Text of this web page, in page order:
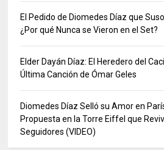
El Pedido de Diomedes Díaz que
¿Por qué Nunca se Vieron en el Set?
Elder Dayán Díaz: El Heredero del
Última Canción de Ómar Geles
Diomedes Díaz Selló su Amor en
Propuesta en la Torre Eiffel que
Seguidores (VIDEO)